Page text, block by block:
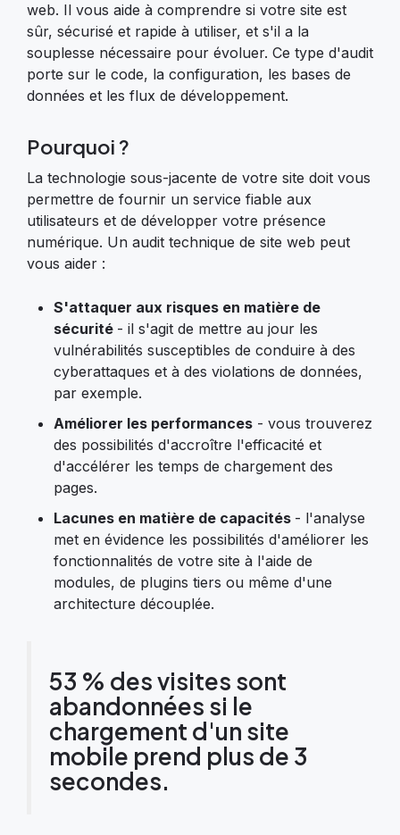
web. Il vous aide à comprendre si votre site est
sûr, sécurisé et rapide à utiliser, et s'il a la
souplesse nécessaire pour évoluer. Ce type d'audit
porte sur le code, la configuration, les bases de
données et les flux de développement.
Pourquoi ?
La technologie sous-jacente de votre site doit vous
permettre de fournir un service fiable aux
utilisateurs et de développer votre présence
numérique. Un audit technique de site web peut
vous aider :
S'attaquer aux risques en matière de
sécurité - il s'agit de mettre au jour les
vulnérabilités susceptibles de conduire à des
cyberattaques et à des violations de données,
par exemple.
Améliorer les performances - vous trouverez
des possibilités d'accroître l'efficacité et
d'accélérer les temps de chargement des
pages.
Lacunes en matière de capacités - l'analyse
met en évidence les possibilités d'améliorer les
fonctionnalités de votre site à l'aide de
modules, de plugins tiers ou même d'une
architecture découplée.
53 % des visites sont
abandonnées si le
chargement d'un site
mobile prend plus de 3
secondes.